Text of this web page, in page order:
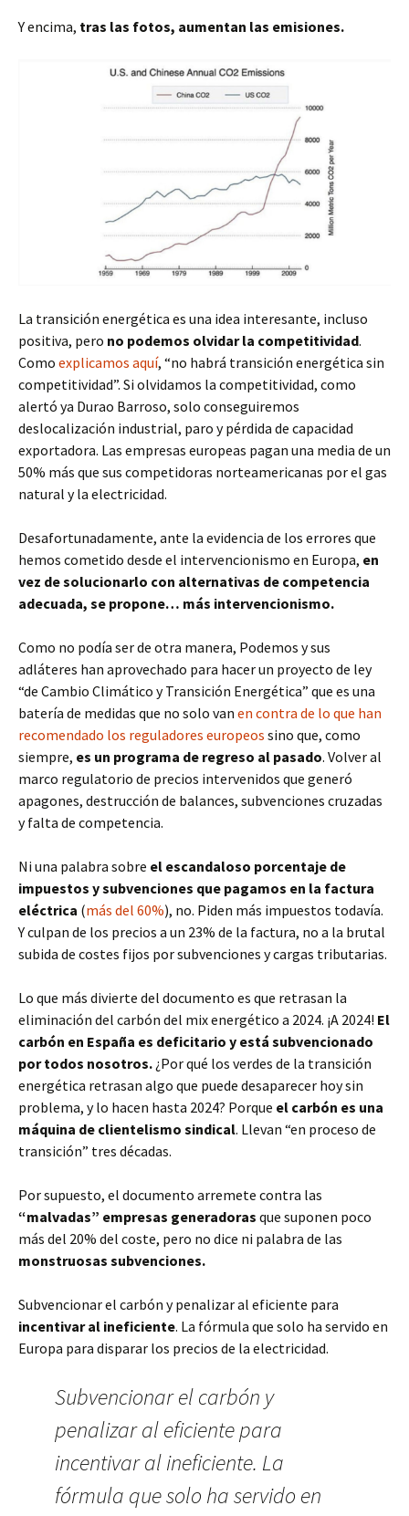
Y encima, tras las fotos, aumentan las emisiones.
La transición energética es una idea interesante, incluso
positiva, pero no podemos olvidar la competitividad.
Como explicamos aquí, “no habrá transición energética sin
competitividad”. Si olvidamos la competitividad, como
alertó ya Durao Barroso, solo conseguiremos
deslocalización industrial, paro y pérdida de capacidad
exportadora. Las empresas europeas pagan una media de un
50% más que sus competidoras norteamericanas por el gas
natural y la electricidad.
Desafortunadamente, ante la evidencia de los errores que
hemos cometido desde el intervencionismo en Europa, en
vez de solucionarlo con alternativas de competencia
adecuada, se propone… más intervencionismo.
Como no podía ser de otra manera, Podemos y sus
adláteres han aprovechado para hacer un proyecto de ley
“de Cambio Climático y Transición Energética” que es una
batería de medidas que no solo van en contra de lo que han
recomendado los reguladores europeos sino que, como
siempre, es un programa de regreso al pasado. Volver al
marco regulatorio de precios intervenidos que generó
apagones, destrucción de balances, subvenciones cruzadas
y falta de competencia.
Ni una palabra sobre el escandaloso porcentaje de
impuestos y subvenciones que pagamos en la factura
eléctrica (más del 60%), no. Piden más impuestos todavía.
Y culpan de los precios a un 23% de la factura, no a la brutal
subida de costes fijos por subvenciones y cargas tributarias.
Lo que más divierte del documento es que retrasan la
eliminación del carbón del mix energético a 2024. ¡A 2024! El
carbón en España es deficitario y está subvencionado
por todos nosotros. ¿Por qué los verdes de la transición
energética retrasan algo que puede desaparecer hoy sin
problema, y lo hacen hasta 2024? Porque el carbón es una
máquina de clientelismo sindical. Llevan “en proceso de
transición” tres décadas.
Por supuesto, el documento arremete contra las
“malvadas” empresas generadoras que suponen poco
más del 20% del coste, pero no dice ni palabra de las
monstruosas subvenciones.
Subvencionar el carbón y penalizar al eficiente para
incentivar al ineficiente. La fórmula que solo ha servido en
Europa para disparar los precios de la electricidad.
Subvencionar el carbón y
penalizar al eficiente para
incentivar al ineficiente. La
fórmula que solo ha servido en